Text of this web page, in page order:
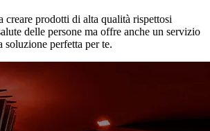
prodotti di alta qualità rispettosi
delle persone ma offre anche un servizio
soluzione perfetta per te.